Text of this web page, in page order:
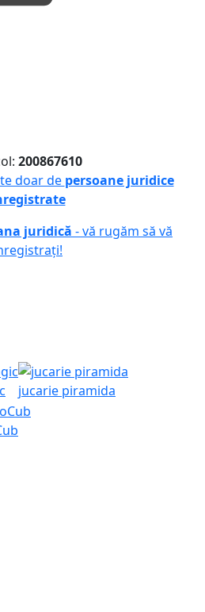
200867610
doar de persoane juridice
juridică - vă rugăm să vă
jucarie piramida